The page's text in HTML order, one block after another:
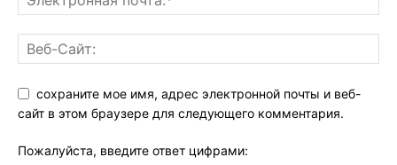
сохраните мое имя, адрес электронной почты и веб-
сайт в этом браузере для следующего комментария.
Пожалуйста, введите ответ цифрами: